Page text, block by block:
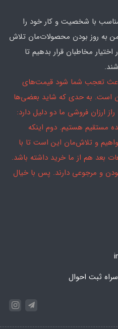
با شخصیت و کار خود را
به روز بودن محصولات‌مان تلاش
مخاطبان قرار بدهیم تا
تعجب شما شود قیمت‌های
است. به حدی که شاید بعضی‌ها
ارزان فروشی ما دو دلیل دارد:
مستقیم هستیم. دوم اینکه
و تلاش‌مان این است تا با
بعد هم از ما خرید داشته باشد.
و مرجوعی دارند. پس با خیال
ثبت احوال